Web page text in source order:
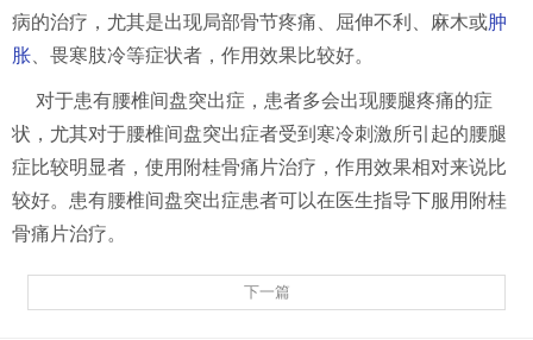
病的治疗，尤其是出现局部骨节疼痛、屈伸不利、麻木或肿
胀 、畏寒肢冷等症状者，作用效果比较好。
对于患有腰椎间盘突出症，患者多会出现腰腿疼痛的症
状，尤其对于腰椎间盘突出症者受到寒冷刺激所引起的腰腿
症比较明显者，使用附桂骨痛片治疗，作用效果相对来说比
较好。患有腰椎间盘突出症患者可以在医生指导下服用附桂
骨痛片治疗。
下一篇